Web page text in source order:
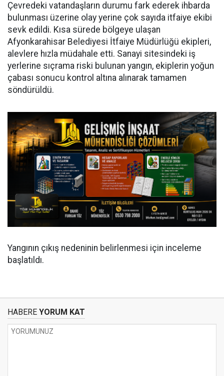
Çevredeki vatandaşların durumu fark ederek ihbarda
bulunması üzerine olay yerine çok sayıda itfaiye ekibi
sevk edildi. Kısa sürede bölgeye ulaşan
Afyonkarahisar Belediyesi İtfaiye Müdürlüğü ekipleri,
alevlere hızla müdahale etti. Sanayi sitesindeki iş
yerlerine sıçrama riski bulunan yangın, ekiplerin yoğun
çabası sonucu kontrol altına alınarak tamamen
söndürüldü.
Yangının çıkış nedeninin belirlenmesi için inceleme
başlatıldı.
HABERE YORUM KAT